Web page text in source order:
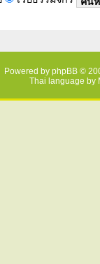
Powered by phpBB ©
Thai language by